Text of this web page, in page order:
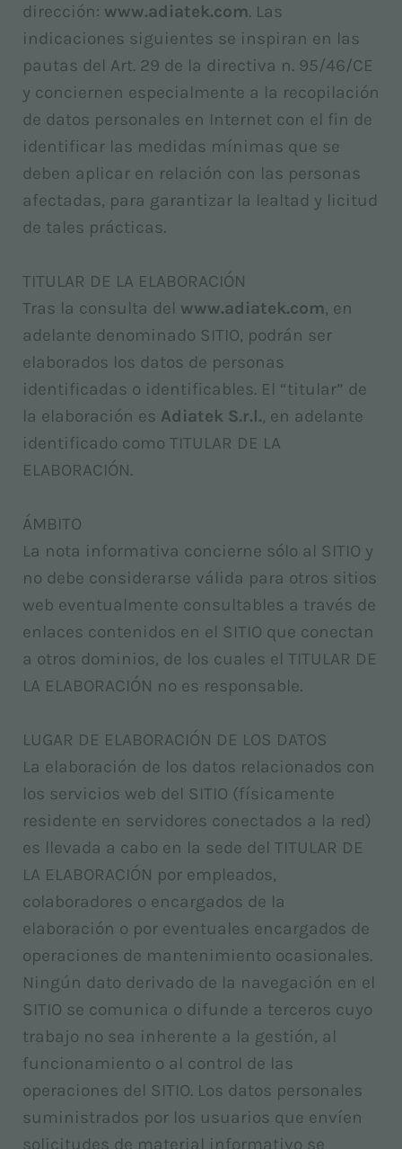
dirección: www.adiatek.com. Las
indicaciones siguientes se inspiran en las
pautas del Art. 29 de la directiva n. 95/46/CE
y conciernen especialmente a la recopilación
de datos personales en Internet con el fin de
identificar las medidas mínimas que se
deben aplicar en relación con las personas
afectadas, para garantizar la lealtad y licitud
de tales prácticas.
TITULAR DE LA ELABORACIÓN
Tras la consulta del www.adiatek.com, en
adelante denominado SITIO, podrán ser
elaborados los datos de personas
identificadas o identificables. El “titular” de
la elaboración es Adiatek S.r.l., en adelante
identificado como TITULAR DE LA
ELABORACIÓN.
ÁMBITO
La nota informativa concierne sólo al SITIO y
no debe considerarse válida para otros sitios
web eventualmente consultables a través de
enlaces contenidos en el SITIO que conectan
a otros dominios, de los cuales el TITULAR DE
LA ELABORACIÓN no es responsable.
LUGAR DE ELABORACIÓN DE LOS DATOS
La elaboración de los datos relacionados con
los servicios web del SITIO (físicamente
residente en servidores conectados a la red)
es llevada a cabo en la sede del TITULAR DE
LA ELABORACIÓN por empleados,
colaboradores o encargados de la
elaboración o por eventuales encargados de
operaciones de mantenimiento ocasionales.
Ningún dato derivado de la navegación en el
SITIO se comunica o difunde a terceros cuyo
trabajo no sea inherente a la gestión, al
funcionamiento o al control de las
operaciones del SITIO. Los datos personales
suministrados por los usuarios que envíen
solicitudes de material informativo se